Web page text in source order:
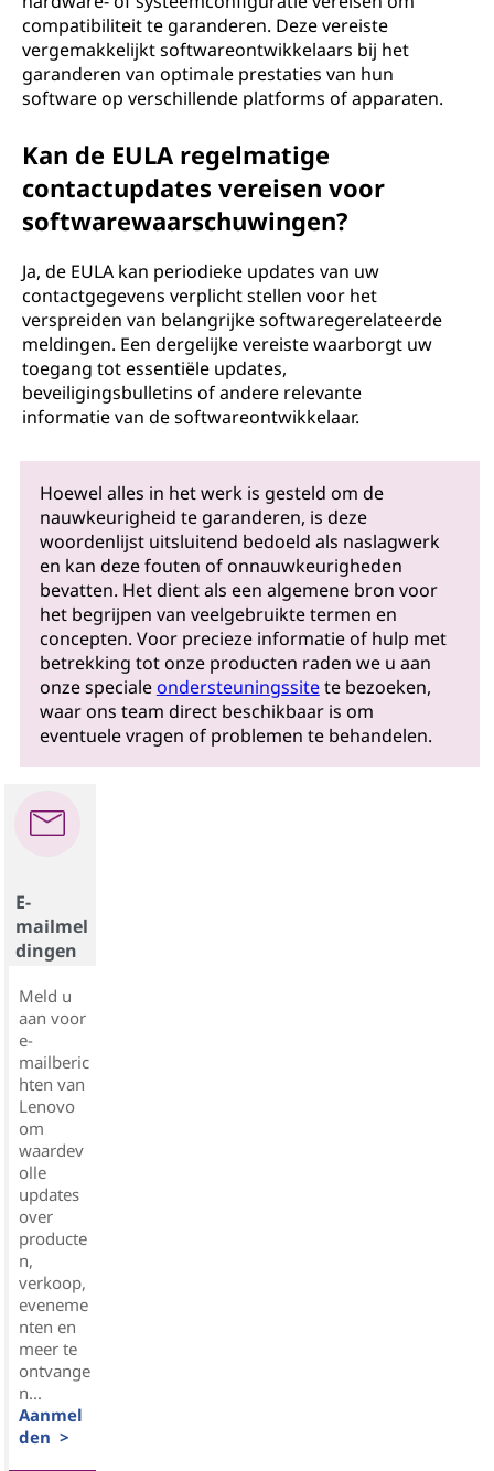
compatibiliteit te garanderen. Deze vereiste
vergemakkelijkt softwareontwikkelaars bij het
garanderen van optimale prestaties van hun
software op verschillende platforms of apparaten.
Kan de EULA regelmatige
contactupdates vereisen voor
softwarewaarschuwingen?
Ja, de EULA kan periodieke updates van uw
contactgegevens verplicht stellen voor het
verspreiden van belangrijke softwaregerelateerde
meldingen. Een dergelijke vereiste waarborgt uw
toegang tot essentiële updates,
beveiligingsbulletins of andere relevante
informatie van de softwareontwikkelaar.
Hoewel alles in het werk is gesteld om de
nauwkeurigheid te garanderen, is deze
woordenlijst uitsluitend bedoeld als naslagwerk
en kan deze fouten of onnauwkeurigheden
bevatten. Het dient als een algemene bron voor
het begrijpen van veelgebruikte termen en
concepten. Voor precieze informatie of hulp met
betrekking tot onze producten raden we u aan
onze specialeondersteuningssitete bezoeken,
waar ons team direct beschikbaar is om
eventuele vragen of problemen te behandelen.
E-
mailmel
dingen
Meld u
aan voor
e-
mailberic
hten van
Lenovo
om
waardev
olle
updates
over
producte
n,
verkoop,
eveneme
nten en
meer te
ontvange
n...
Aanmel
den >